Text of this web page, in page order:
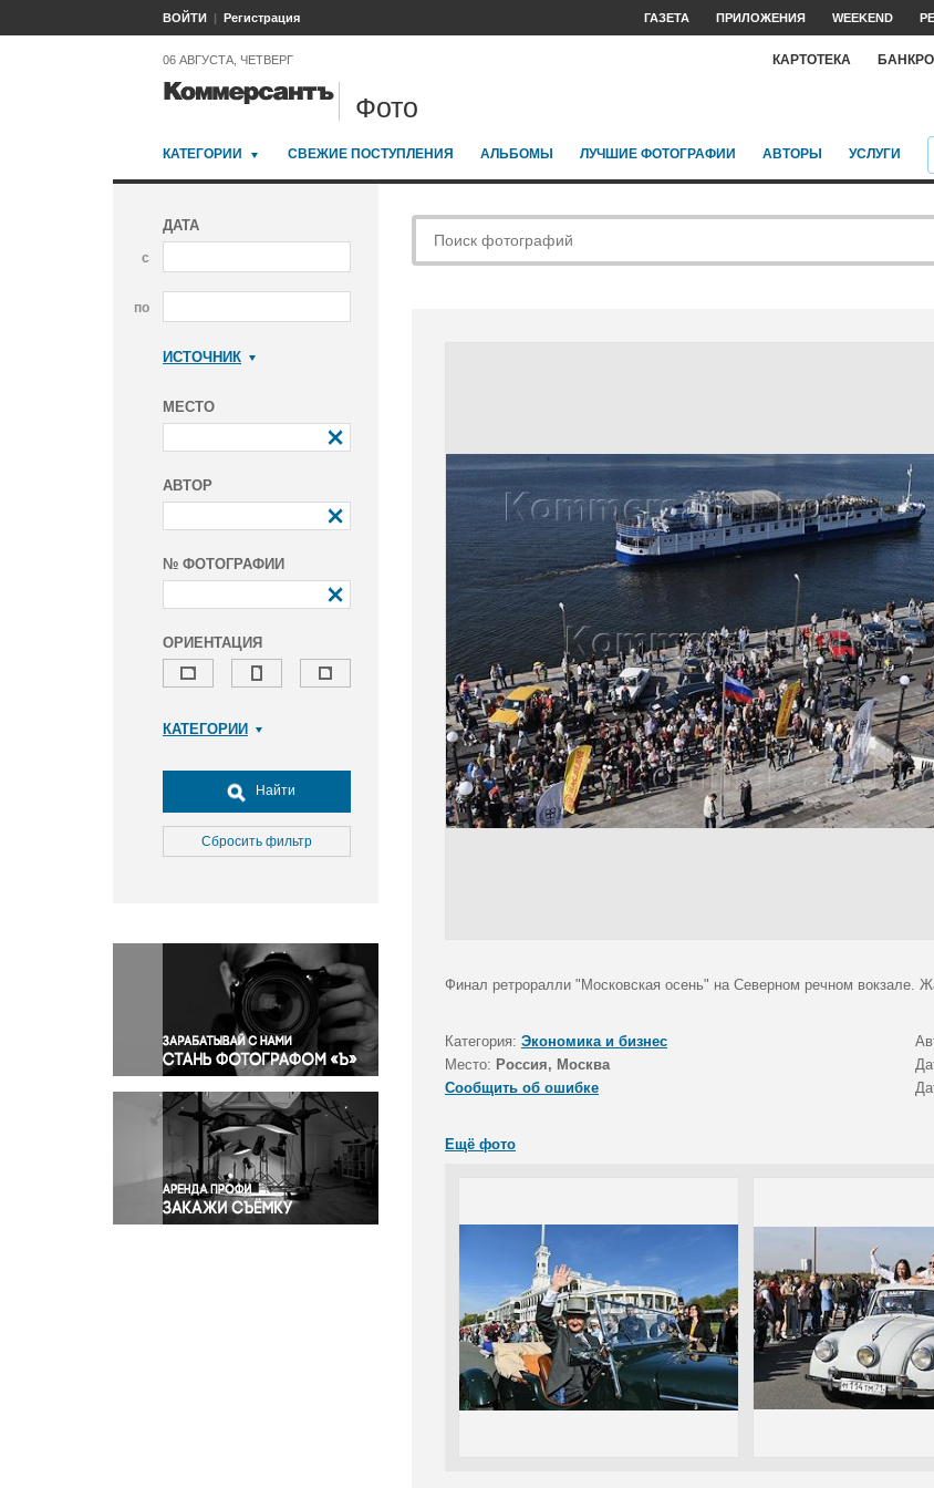
ВОЙТИ Регистрация ГАЗЕТА ПРИЛОЖЕНИЯ WEEKEND
06 АВГУСТА, ЧЕТВЕРГ КАРТОТЕКА
Фото
КАТЕГОРИИ СВЕЖИЕ ПОСТУПЛЕНИЯ АЛЬБОМЫ ЛУЧШИЕ ФОТОГРАФИИ АВТОРЫ УСЛУГИ
ДАТА
с
по
ИСТОЧНИК
МЕСТО
АВТОР
№ ФОТОГРАФИИ
ОРИЕНТАЦИЯ
КАТЕГОРИИ
Досуг, туризм и отдых
Культура
Медицина
Окружающая среда
Политика
Правосудие
Происшествия и конфликты
Религия
Светская жизнь
Спорт
Экология
Экономика и бизнес
Найти
Сбросить фильтр
Финал ретроралли "Московская осень" на Северном речном вокзале.
Категория: Экономика и бизнес
Место: Россия, Москва
Сообщить об ошибке
Ещё фото